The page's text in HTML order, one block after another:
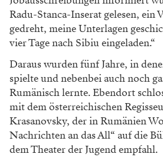
Radu-Stanca-Inserat gelesen, ein
gedreht, meine Unterlagen
vier Tage nach Sibiu eingeladen.“
Daraus wurden fünf Jahre, in
spielte und nebenbei auch noch
Rumänisch lernte. Ebendort
mit dem österreichischen
Krasanovsky, der in Rumänien
Nachrichten an das All“ auf die
dem Theater der Jugend empfahl.